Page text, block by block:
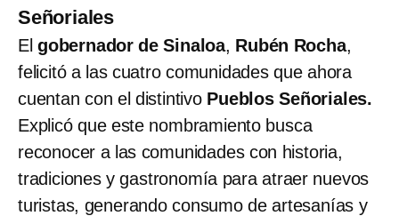
Señoriales
El gobernador de Sinaloa, Rubén Rocha,
felicitó a las cuatro comunidades que ahora
cuentan con el distintivo Pueblos Señoriales.
Explicó que este nombramiento busca
reconocer a las comunidades con historia,
tradiciones y gastronomía para atraer nuevos
turistas, generando consumo de artesanías y